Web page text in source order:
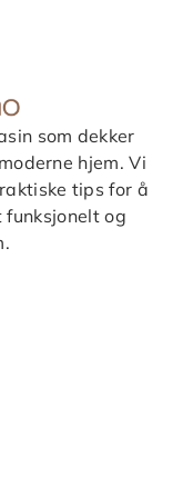
som dekker
hjem. Vi
tips for å
og